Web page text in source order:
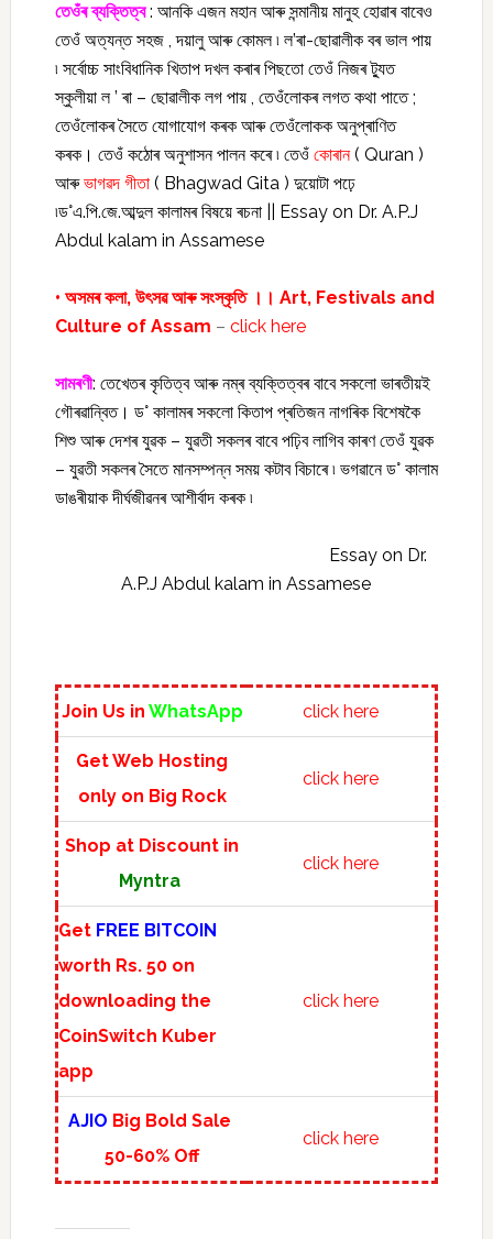
তেওঁৰ ব্যক্তিত্ব: আনকি এজন মহান আৰু সন্মানীয় মানুহ হোৱাৰ বাবেও
তেওঁ অত্যন্ত সহজ , দয়ালু আৰু কোমল ৷ ল’ৰা-ছোৱালীক বৰ ভাল পায়
৷ সৰ্বোচ্চ সাংবিধানিক খিতাপ দখল কৰাৰ পিছতো তেওঁ নিজৰ ট্যুত
স্কুলীয়া ল ’ ৰা – ছোৱালীক লগ পায় , তেওঁলোকৰ লগত কথা পাতে ;
তেওঁলোকৰ সৈতে যোগাযোগ কৰক আৰু তেওঁলোকক অনুপ্ৰাণিত
কৰক। তেওঁ কঠোৰ অনুশাসন পালন কৰে ৷ তেওঁ কোৰান( Quran )
আৰুভাগৱদ গীতা( Bhagwad Gita ) দুয়োটা পঢ়ে
৷ড°এ.পি.জে.আব্দুল কালামৰ বিষয়ে ৰচনা || Essay on Dr. A.P.J
Abdul kalam in Assamese
• অসমৰ কলা, উৎসৱ আৰু সংস্কৃতি ।। Art, Festivals and
Culture of Assam – click here
সামৰণী: তেখেতৰ কৃতিত্ব আৰু নম্ৰ ব্যক্তিত্বৰ বাবে সকলো ভাৰতীয়ই
গৌৰৱান্বিত। ড° কালামৰ সকলো কিতাপ প্ৰতিজন নাগৰিক বিশেষকৈ
শিশু আৰু দেশৰ যুৱক – যুৱতী সকলৰ বাবে পঢ়িব লাগিব কাৰণ তেওঁ যুৱক
– যুৱতী সকলৰ সৈতে মানসম্পন্ন সময় কটাব বিচাৰে ৷ ভগৱানে ড° কালাম
ডাঙৰীয়াক দীৰ্ঘজীৱনৰ আশীৰ্বাদ কৰক ৷
Essay on Dr.
A.P.J Abdul kalam in Assamese
Join Us in WhatsApp click here
Get Web Hosting
only on Big Rock
click here
Shop at Discount in
Myntra
click here
Get FREE BITCOIN
worth Rs. 50 on
downloading the
CoinSwitch Kuber
app
click here
AJIO Big Bold Sale
50-60% Off
click here